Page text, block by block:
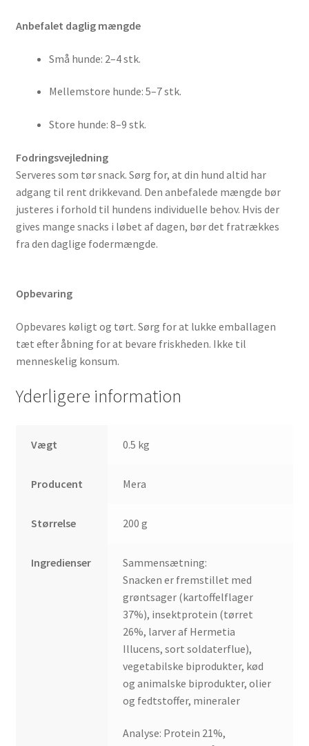
Anbefalet daglig mængde
Små hunde: 2–4 stk.
Mellemstore hunde: 5–7 stk.
Store hunde: 8–9 stk.
Fodringsvejledning
Serveres som tør snack. Sørg for, at din hund altid har
adgang til rent drikkevand. Den anbefalede mængde bør
justeres i forhold til hundens individuelle behov. Hvis der
gives mange snacks i løbet af dagen, bør det fratrækkes
fra den daglige fodermængde.
Opbevaring
Opbevares køligt og tørt. Sørg for at lukke emballagen
tæt efter åbning for at bevare friskheden. Ikke til
menneskelig konsum.
Yderligere information
Vægt 0.5 kg
Producent Mera
Størrelse 200 g
Ingredienser
Sammensætning:
Snacken er fremstillet med
grøntsager (kartoffelflager
37%), insektprotein (tørret
26%, larver af Hermetia
Illucens, sort soldaterflue),
vegetabilske biprodukter, kød
og animalske biprodukter, olier
og fedtstoffer, mineraler
Analyse: Protein 21%,